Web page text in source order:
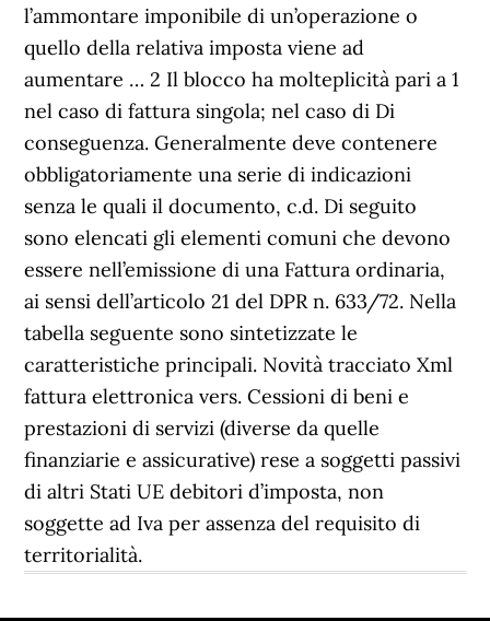
l’ammontare imponibile di un’operazione o
quello della relativa imposta viene ad
aumentare … 2 Il blocco ha molteplicità pari a 1
nel caso di fattura singola; nel caso di Di
conseguenza. Generalmente deve contenere
obbligatoriamente una serie di indicazioni
senza le quali il documento, c.d. Di seguito
sono elencati gli elementi comuni che devono
essere nell’emissione di una Fattura ordinaria,
ai sensi dell’articolo 21 del DPR n. 633/72. Nella
tabella seguente sono sintetizzate le
caratteristiche principali. Novità tracciato Xml
fattura elettronica vers. Cessioni di beni e
prestazioni di servizi (diverse da quelle
finanziarie e assicurative) rese a soggetti passivi
di altri Stati UE debitori d’imposta, non
soggette ad Iva per assenza del requisito di
territorialità.